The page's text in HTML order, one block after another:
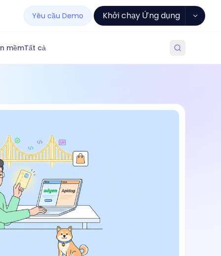
Yêu cầu Demo Khởi chạy Ứng dụng
mềmTất cả